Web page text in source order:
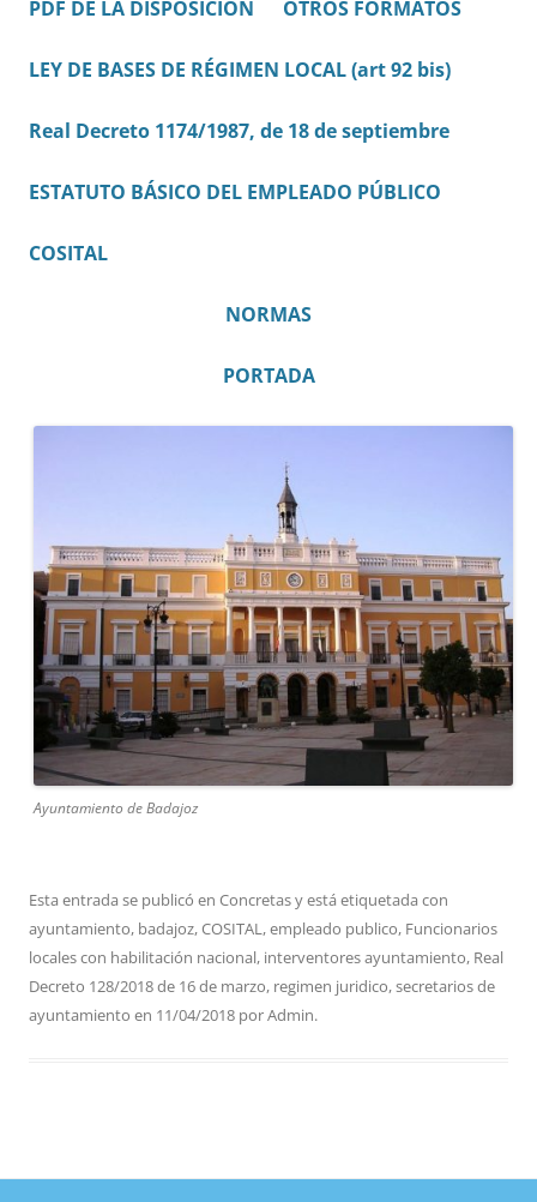
PDF DE LA DISPOSICIÓN OTROS FORMATOS
LEY DE BASES DE RÉGIMEN LOCAL (art 92 bis)
Real Decreto 1174/1987, de 18 de septiembre
ESTATUTO BÁSICO DEL EMPLEADO PÚBLICO
COSITAL
NORMAS
PORTADA
Ayuntamiento de Badajoz
Esta entrada se publicó en Concretasy está etiquetada con
ayuntamiento, badajoz,COSITAL,empleado publico, Funcionarios
locales con habilitación nacional, interventores ayuntamiento, Real
Decreto 128/2018 de 16 de marzo, regimen juridico,secretarios de
ayuntamiento en 11/04/2018 porAdmin.